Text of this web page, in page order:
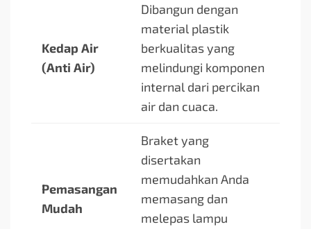
Kedap Air
(Anti Air)
Dibangun dengan
material plastik
berkualitas yang
melindungi komponen
internal dari percikan
air dan cuaca.
Pemasangan
Mudah
Braket yang
disertakan
memudahkan Anda
memasang dan
melepas lampu